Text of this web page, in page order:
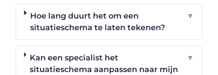
Hoe lang duurt het om een
situatieschema te laten tekenen?
▼
Kan een specialist het
situatieschema aanpassen naar mijn
▼